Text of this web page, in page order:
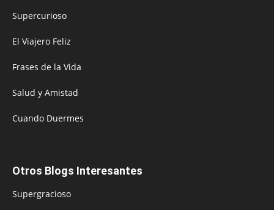
Supercurioso
El Viajero Feliz
Frases de la Vida
Salud y Amistad
Cuando Duermes
Otros Blogs Interesantes
Supergracioso